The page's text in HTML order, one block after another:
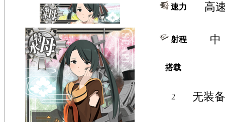
速力 高
射程 中
搭载
2 无装备